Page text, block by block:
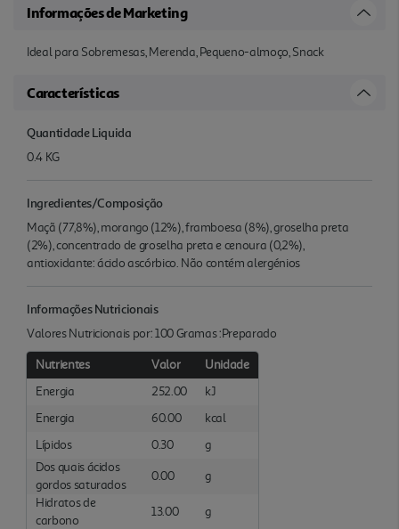
Informações de Marketing
Ideal para Sobremesas, Merenda, Pequeno-almoço, Snack
Características
Quantidade Liquida
0.4 KG
Ingredientes/Composição
Maçã (77,8%), morango (12%), framboesa (8%), groselha preta
(2%), concentrado de groselha preta e cenoura (0,2%),
antioxidante: ácido ascórbico. Não contém alergénios
Informações Nutricionais
Valores Nutricionais por: 100 Gramas :Preparado
Nutrientes Valor
Unidade
Energia
252.00
kJ
Energia
60.00
kcal
Lípidos
0.30
g
Dos quais ácidos
gordos saturados
0.00
g
Hidratos de
carbono
13.00 g